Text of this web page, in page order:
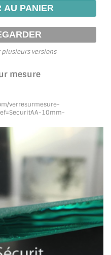
FIXATION DU
DE VERRES
EN VERRE
versions
mesure
verresurmesure-
-10mm-